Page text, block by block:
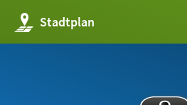
Stadtplan
(Öffnet
in
einem